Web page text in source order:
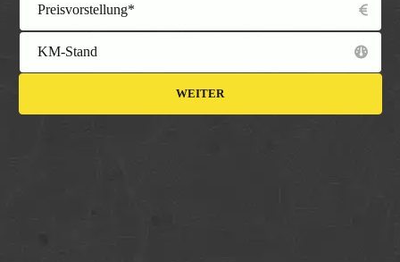
Preisvorstellung*
KM-Stand
WEITER